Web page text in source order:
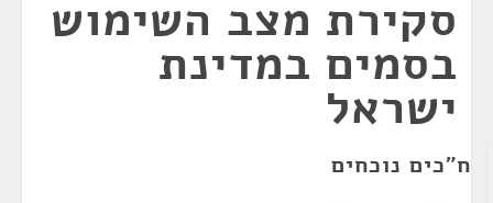
סקירת מצב השימוש
בסמים במדינת
ישראל
ח"כים נוכחים